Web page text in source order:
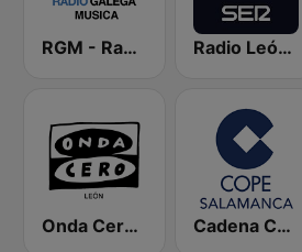
RGM - Radio Galega Música Radio León SER
Onda Cero León Cadena COPE Salamanca